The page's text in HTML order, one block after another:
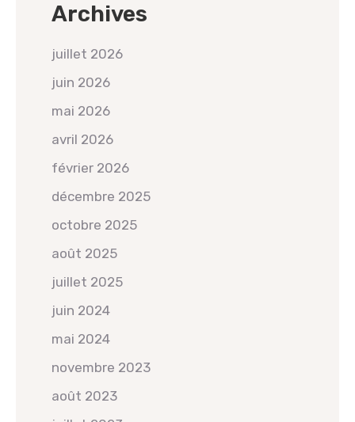
Archives
juillet 2026
juin 2026
mai 2026
avril 2026
février 2026
décembre 2025
octobre 2025
août 2025
juillet 2025
juin 2024
mai 2024
novembre 2023
août 2023